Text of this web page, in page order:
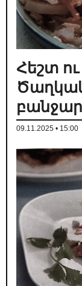
Հեշտ
09.11.2025 • 15:00